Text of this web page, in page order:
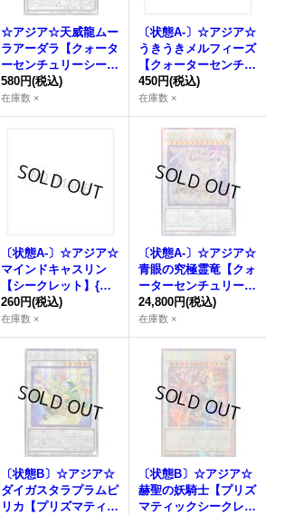
☆アジア☆天威龍ムー
ラアーダラ【クォータ
ーセンチュリーシーク
レット】{アジアSUD
A-JP042}《シンク
ロ》
580円(税込)
在庫数 ×
〔状態A-〕☆アジア☆
うきうきメルフィーズ
【クォーターセンチュ
リーシークレット】
{アジアQCCU-JP176}
《シンクロ》
450円(税込)
在庫数 ×
〔状態A-〕☆アジア☆
マインドキャスリン
【シークレット】{ア
ジアWPP5-JP071}
《シンクロ》
260円(税込)
在庫数 ×
〔状態A-〕☆アジア☆
青眼の究極霊竜【クォ
ーターセンチュリーシ
ークレット】{アジアS
D47-JPP06}《シンク
ロ》
24,800円(税込)
在庫数 ×
〔状態B〕☆アジア☆
ダイガスタラプラムピ
リカ【プリズマティッ
〔状態B〕☆アジア☆
赫聖の妖騎士【プリズ
マティックシークレッ